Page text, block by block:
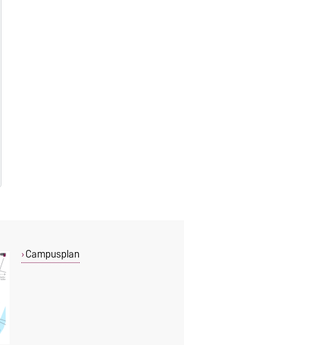
Campusplan